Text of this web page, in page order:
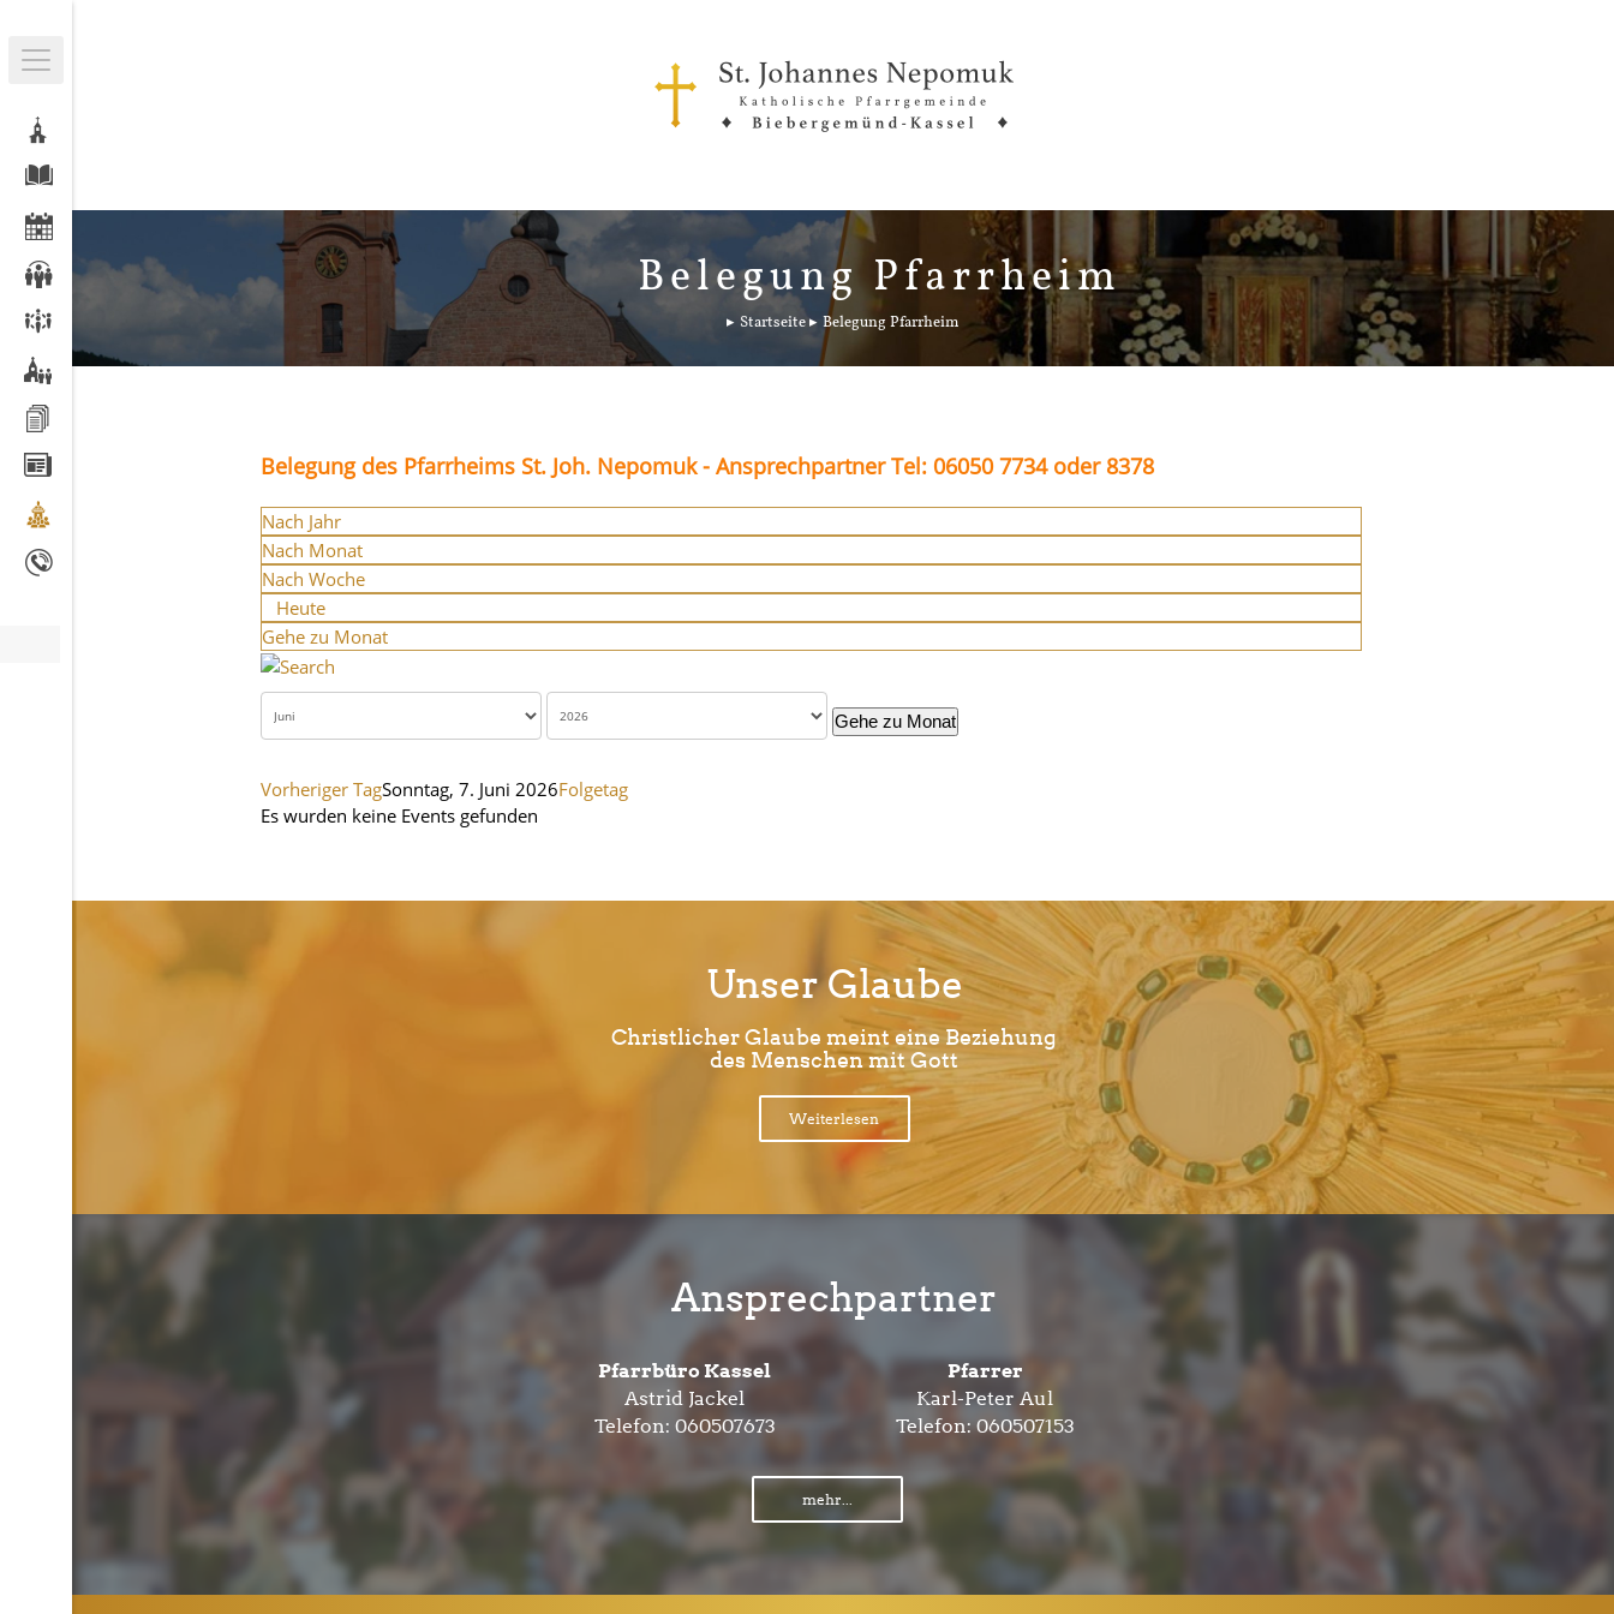
Belegung Pfarrheim
Startseite Belegung Pfarrheim
Belegung des Pfarrheims St. Joh. Nepomuk - Ansprechpartner Tel: 06050 7734 oder 8378
Nach Jahr
Nach Monat
Nach Woche
Heute
Gehe zu Monat
Gehe zu Monat
Vorheriger TagSonntag, 7. Juni 2026Folgetag
Es wurden keine Events gefunden
Unser Glaube
Christlicher Glaube meint eine Beziehung
des Menschen mit Gott
Weiterlesen
Ansprechpartner
Pfarrbüro Kassel
Astrid Jackel
Telefon: 060507673
Pfarrer
Karl-Peter Aul
Telefon:060507153
mehr...